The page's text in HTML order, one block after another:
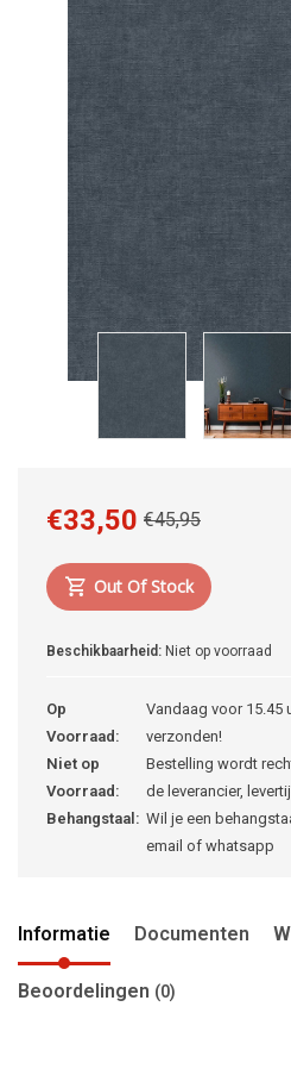
€45,95
€33,50
Out Of Stock
Beschikbaarheid: Niet op voorraad
Op
Voorraad:
Vandaag voor 15.45
verzonden!
Niet op
Voorraad:
Bestelling wordt
de leverancier,
Behangstaal: Wil je een
email of whatsapp
Informatie Documenten
Beoordelingen (0)